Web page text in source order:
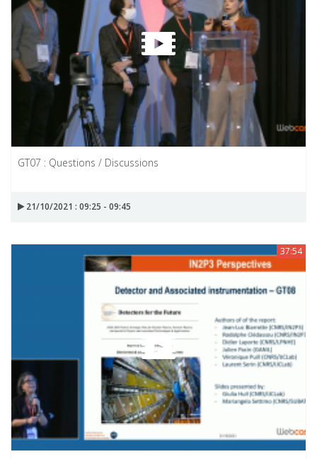
GT07 : Questions / Discussions
21/10/2021 : 09:25 - 09:45
37:54